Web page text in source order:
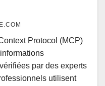
Protocol (MCP)
par des experts
utilisent